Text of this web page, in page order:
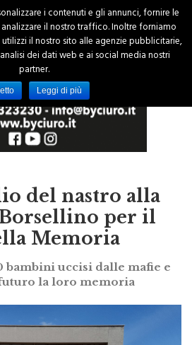
del nastro alla
per il
Memoria
bambini uccisi dalle mafie e
la loro memoria
i contenuti e gli annunci, fornire le
il nostro traffico. Inoltre forniamo
il nostro sito alle agenzie pubblicitarie,
dei dati web e ai social media nostri
partner.
Leggi di più